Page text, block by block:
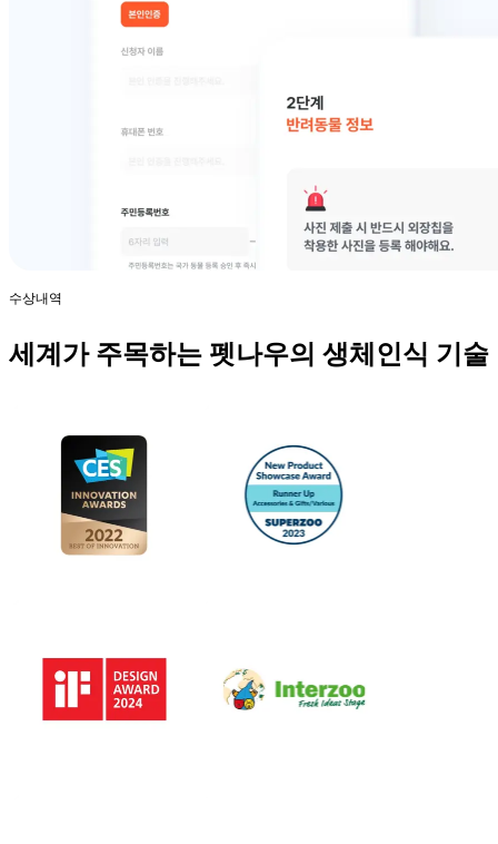
수상내역
세계가 주목하는 펫나우의 생체인식 기술